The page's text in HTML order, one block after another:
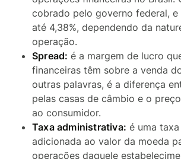
cobrado pelo governo federal, e
até 4,38%, dependendo da
operação.
Spread: é a margem de lucro
financeiras têm sobre a venda
outras palavras, é a diferença
pelas casas de câmbio e o
ao consumidor.
Taxa administrativa: é uma
adicionada ao valor da moeda
operações daquele